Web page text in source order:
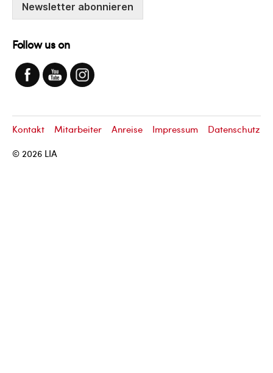
Newsletter abonnieren
Follow us on
© 2026 LIA
Kontakt Mitarbeiter Anreise Impressum Datenschutz